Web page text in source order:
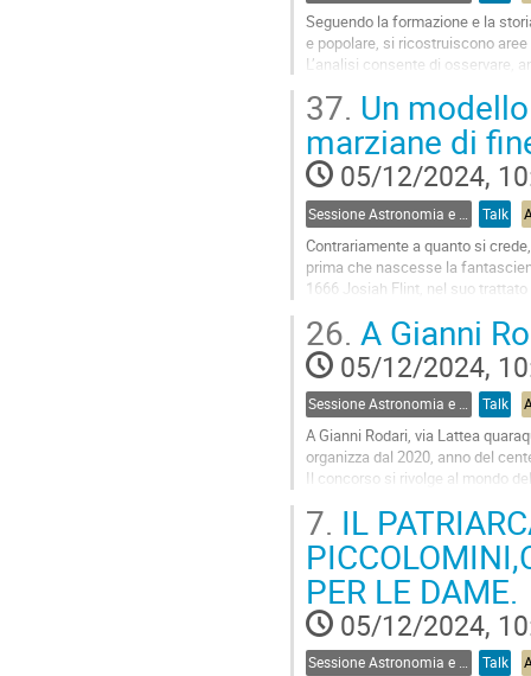
Seguendo la formazione e la
e popolare, si ricostruiscono
L’analisi consente di osservare,
Go
to
contribution
page
37. Un
marziane di
05/12/2024,
Talk
Contrariamente a quanto si
prima che nascesse la
1666 Josiah Flint, nel suo
Go
to
contribution
page
26. A Gianni
05/12/2024,
Talk
A Gianni Rodari, via Lattea
organizza dal 2020, anno del
Il concorso si rivolge al mondo
Go
to
contribution
page
7. IL
PER LE DAME.
05/12/2024,
Sessione Astronomia e Narrativa Talk